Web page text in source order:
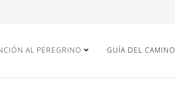
AL PEREGRINO GUÍA DEL CAMINO